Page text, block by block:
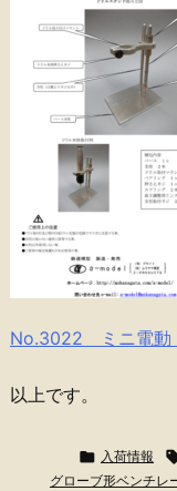
No.3022 ミニ電動
以上です。
 入荷情報
グローブ形ベンチレ